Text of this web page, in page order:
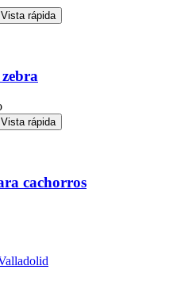
Vista rápida
Vista rápida
cachorros